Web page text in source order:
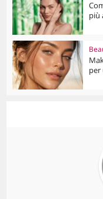
più
per